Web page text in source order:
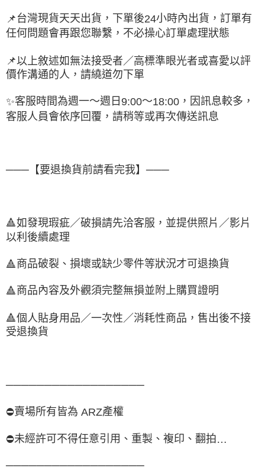
📌 台灣現貨天天出貨，下單後24小時內出貨，訂單有
任何問題會再跟您聯繫，不必操心訂單處理狀態
📌以上敘述如無法接受者／高標準眼光者或喜愛以評
價作溝通的人，請繞道勿下單
✨客服時間為週一～週日 9:00～18:00 ，因訊息較多，
客服人員會依序回覆，請稍等或再次傳送訊息
───【要退換貨前請看完我】───
🔺如發現瑕疵／破損請先洽客服，並提供照片／影片
以利後續處理
🔺商品破裂、損壞或缺少零件等狀況才可退換貨
🔺商品內容及外觀須完整無損並附上購買證明
🔺個人貼身用品／一次性／消耗性商品，售出後不接
受退換貨
──────────────────
⛔賣場所有皆為 ARZ產權
⛔未經許可不得任意引用、重製、複印、翻拍…
──────────────────